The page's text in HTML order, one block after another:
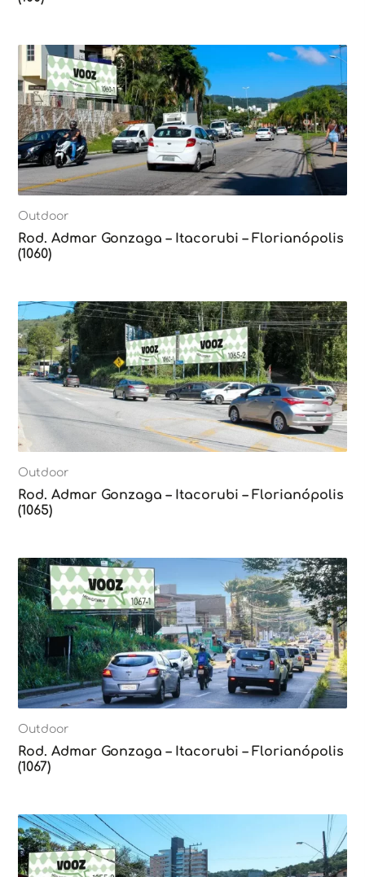
Outdoor
Rod. Admar Gonzaga – Itacorubi – Florianópolis
(1060)
Outdoor
Rod. Admar Gonzaga – Itacorubi – Florianópolis
(1065)
Outdoor
Rod. Admar Gonzaga – Itacorubi – Florianópolis
(1067)